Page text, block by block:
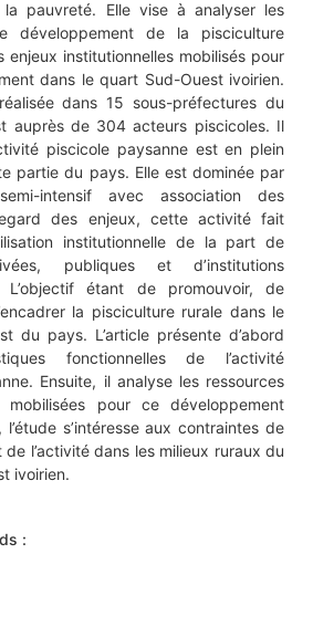
pauvreté. Elle vise à analyser les
développement de la pisciculture
enjeux institutionnelles mobilisés pour
dans le quart Sud-Ouest ivoirien.
dans 15 sous-préfectures du
auprès de 304 acteurs piscicoles. Il
piscicole paysanne est en plein
partie du pays. Elle est dominée par
intensif avec association des
des enjeux, cette activité fait
institutionnelle de la part de
publiques et d’institutions
L’objectif étant de promouvoir, de
la pisciculture rurale dans le
du pays. L’article présente d’abord
fonctionnelles de l’activité
Ensuite, il analyse les ressources
mobilisées pour ce développement
l’étude s’intéresse aux contraintes de
l’activité dans les milieux ruraux du
ivoirien.
: